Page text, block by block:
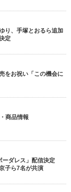
り、手塚とおるら追加
定
をお祝い「この機会に
商品情報
ーダレス」配信決定
子ら7名が共演